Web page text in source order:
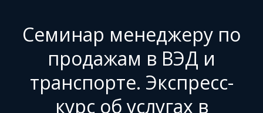
Семинар менеджеру по
продажам в ВЭД и
транспорте. Экспресс-
курс об услугах в